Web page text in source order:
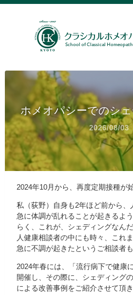
ホメオパシーでのシ
2026/08/03
2024年10月から、再度定期接種が
私（荻野）自身も2年ほど前から、
急に体調が乱れることが起きるよ
らく、これが、シェディングなん
人健康相談者の中にも時々、これ
急に不調が起きたというご相談者も
2024年春には、「流行病下で健康
開催し、その際に、シェディング
による改善事例をご紹介させて頂き